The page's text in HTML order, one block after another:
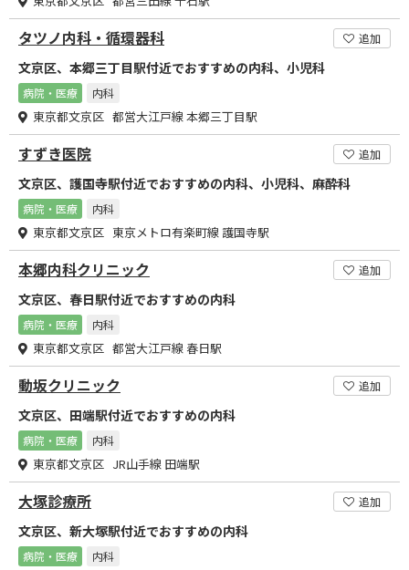
タツノ内科・循環器科 追加
文京区、本郷三丁目駅付近でおすすめの内科、小児科
病院・医療 内科
東京都文京区 都営大江戸線 本郷三丁目駅
すずき医院 追加
文京区、護国寺駅付近でおすすめの内科、小児科、麻酔科
病院・医療 内科
東京都文京区 東京メトロ有楽町線 護国寺駅
本郷内科クリニック 追加
文京区、春日駅付近でおすすめの内科
病院・医療 内科
東京都文京区 都営大江戸線 春日駅
動坂クリニック 追加
文京区、田端駅付近でおすすめの内科
病院・医療 内科
東京都文京区 JR山手線 田端駅
大塚診療所 追加
文京区、新大塚駅付近でおすすめの内科
病院・医療 内科